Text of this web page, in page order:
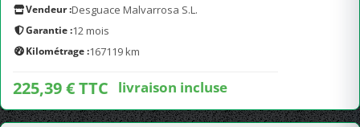
Vendeur :Desguace Malvarrosa S.L.
Garantie :12 mois
Kilométrage :167119 km
225,39 € TTC livraison incluse